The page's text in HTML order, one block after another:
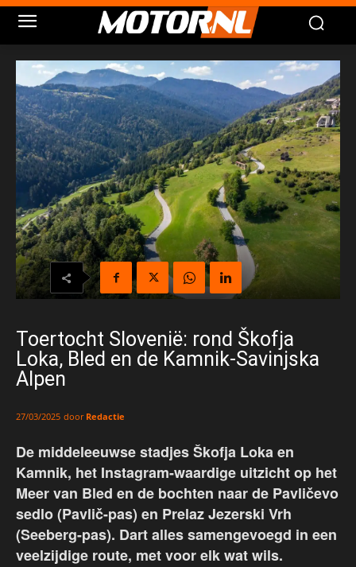
Toertocht Slovenië: rond Škofja
Loka, Bled en de Kamnik-Savinjska
Alpen
27/03/2025 door Redactie
De middeleeuwse stadjes Škofja Loka en
Kamnik, het Instagram-waardige uitzicht op het
Meer van Bled en de bochten naar de Pavličevo
sedlo (Pavlič-pas) en Prelaz Jezerski Vrh
(Seeberg-pas). Dart alles samengevoegd in een
veelzijdige route, met voor elk wat wils.